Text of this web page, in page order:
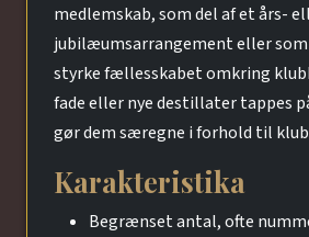
medlemskab, som del af et års-
jubilæumsarrangement eller
styrke fællesskabet omkring
fade eller nye destillater tappes
gør dem særegne i forhold til
Karakteristika
Begrænset antal, ofte